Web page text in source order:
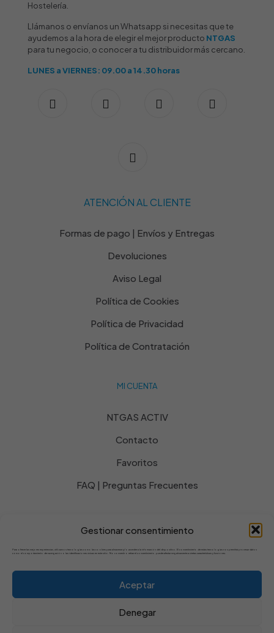
Gestionar consentimiento
Para ofrecer las mejores experiencias, utilizamos tecnologías como las cookies para almacenar y/o acceder a la información del dispositivo. El consentimiento de estas tecnologías nos permitirá procesar datos
como el comportamiento de navegación o las identificaciones únicas en este sitio. No consentir o retirar el consentimiento, puede afectar negativamente a ciertas características y funciones.
Aceptar
Denegar
Hostelería.
Llámanos o envíanos un Whatsapp si necesitas que te
ayudemos a la hora de elegir el mejor producto NTGAS
para tu negocio, o conocer a tu distribuidor más cercano.
LUNES a VIERNES: 09.00 a 14.30 horas
ATENCIÓN AL CLIENTE
Formas de pago | Envíos y Entregas
Devoluciones
Aviso Legal
Política de Cookies
Política de Privacidad
Política de Contratación
MI CUENTA
NTGAS ACTIV
Contacto
Favoritos
FAQ | Preguntas Frecuentes
© 2025 Powered by NTGAS | Todos los derechos